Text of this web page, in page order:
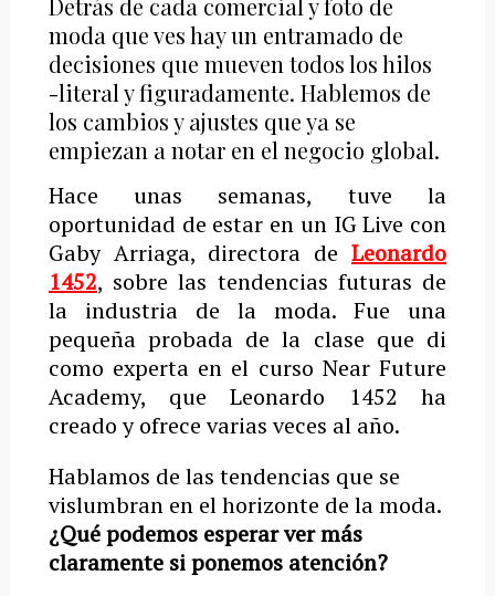
Detrás de cada comercial y foto de
moda que ves hay un entramado de
decisiones que mueven todos los hilos
-literal y figuradamente. Hablemos de
los cambios y ajustes que ya se
empiezan a notar en el negocio global.
Hace unas semanas, tuve la
oportunidad de estar en un IG Live con
Gaby Arriaga, directora deLeonardo
1452, sobre las tendencias futuras de
la industria de la moda. Fue una
pequeña probada de la clase que di
como experta en el curso Near Future
Academy, que Leonardo 1452 ha
creado y ofrece varias veces al año.
Hablamos de las tendencias que se
vislumbran en el horizonte de la moda.
¿Qué podemos esperar ver más
claramente si ponemos atención?